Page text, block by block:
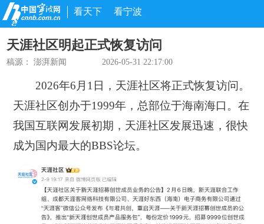
看天下 看宁波
天涯社区明起正式恢复访问
稿源：澎湃新闻 2026-05-31 22:17:00
2026年6月1日，天涯社区将正式恢复访问。
天涯社区创办于1999年，总部位于海南海口。在
我国互联网发展初期，天涯社区发展迅速，很快
成为国内最大的BBS论坛。